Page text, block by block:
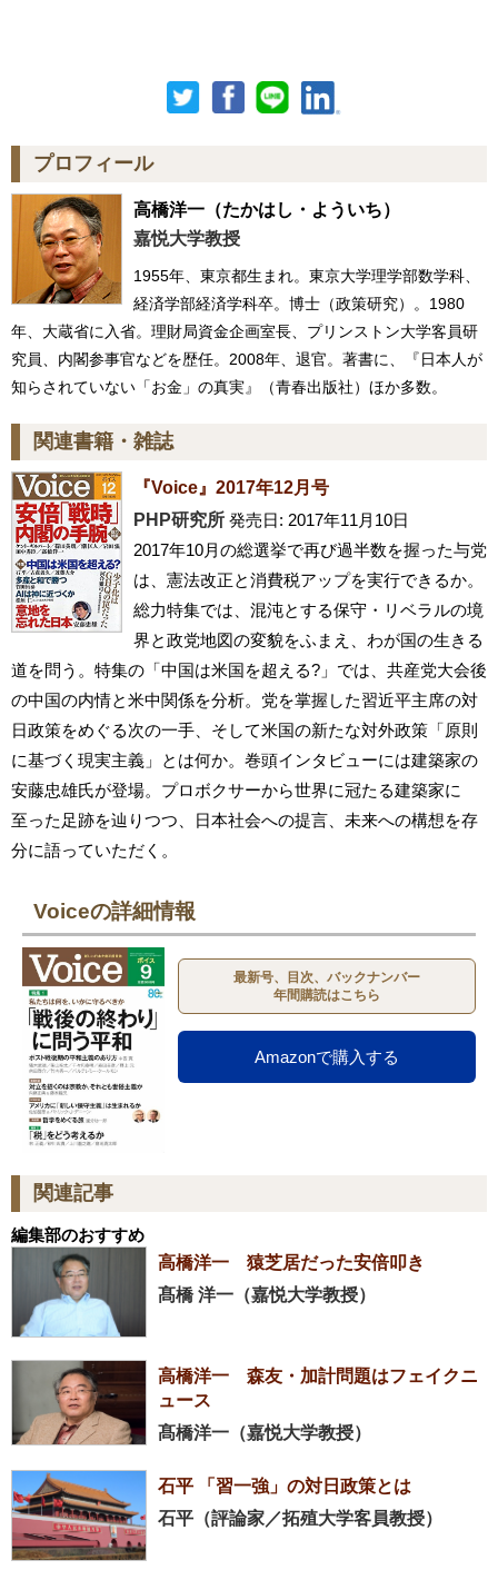
プロフィール
高橋洋一 （たかはし・よういち）
嘉悦大学教授
1955年、東京都生まれ。東京大学理学部数学科、
経済学部経済学科卒。博士（政策研究）。1980
年、大蔵省に入省。理財局資金企画室長、プリンストン大学客員研
究員、内閣参事官などを歴任。2008年、退官。著書に、『日本人が
知らされていない「お金」の真実』（青春出版社）ほか多数。
関連書籍・雑誌
『Voice』2017年12月号
PHP研究所 発売日: 2017年11月10日
2017年10月の総選挙で再び過半数を握った与党
は、憲法改正と消費税アップを実行できるか。
総力特集では、混沌とする保守・リベラルの境
界と政党地図の変貌をふまえ、わが国の生きる
道を問う。特集の「中国は米国を超える?」では、共産党大会後
の中国の内情と米中関係を分析。党を掌握した習近平主席の対
日政策をめぐる次の一手、そして米国の新たな対外政策「原則
に基づく現実主義」とは何か。巻頭インタビューには建築家の
安藤忠雄氏が登場。プロボクサーから世界に冠たる建築家に
至った足跡を辿りつつ、日本社会への提言、未来への構想を存
分に語っていただく。
Voiceの詳細情報
最新号、目次、バックナンバー
年間購読はこちら
Amazonで購入する
関連記事
編集部のおすすめ
高橋洋一 猿芝居だった安倍叩き
髙橋 洋一（嘉悦大学教授）
高橋洋一 森友・加計問題はフェイクニ
ュース
髙橋洋一（嘉悦大学教授）
石平 「習一強」の対日政策とは
石平（評論家／拓殖大学客員教授）